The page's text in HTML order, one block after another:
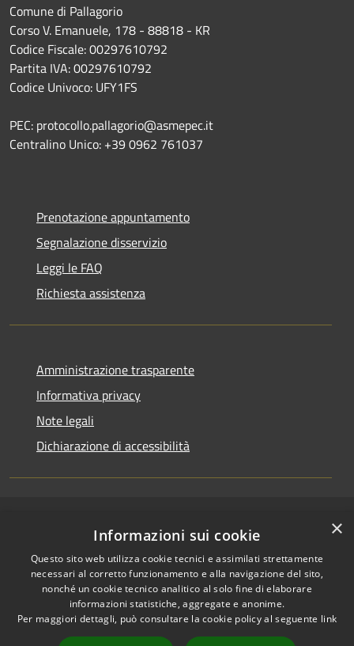
Comune di Pallagorio
Corso V. Emanuele, 178 - 88818 - KR
Codice Fiscale: 00297610792
Partita IVA: 00297610792
Codice Univoco: UFY1FS
PEC: protocollo.pallagorio@asmepec.it
Centralino Unico: +39 0962 761037
Prenotazione appuntamento
Segnalazione disservizio
Leggi le FAQ
Richiesta assistenza
Amministrazione trasparente
Informativa privacy
Note legali
Dichiarazione di accessibilità
Privacy
Cookie
Mappa del sito
Firma digitale
Copyright © 2026 • Comune di
Pallagorio • Powered by
Municipium•Accesso
redazione
×
Informazioni sui cookie
Questo sito web utilizza cookie tecnici e assimilati strettamente
necessari al corretto funzionamento e alla navigazione del sito,
nonché un cookie tecnico analitico al solo fine di elaborare
informazioni statistiche, aggregate e anonime.
Per maggiori dettagli, può consultare la cookie policy al seguente link